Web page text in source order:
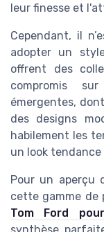
leur finesse et
Cependant, il
adopter un
offrent des
compromis
émergentes,
des designs
habilement les
un look
Pour un aperçu
cette gamme de
Tom Ford